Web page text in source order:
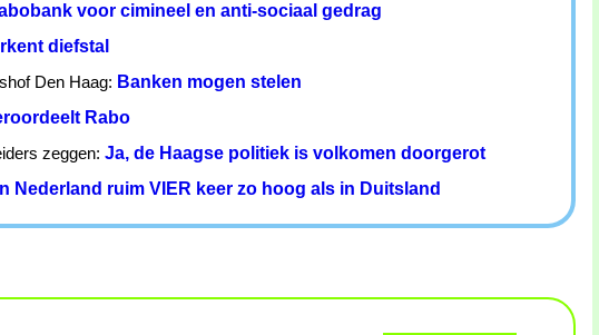
voor cimineel en anti-sociaal gedrag
diefstal
Den Haag: Banken mogen stelen
Rabo
zeggen: Ja, de Haagse politiek is volkomen doorgerot
Nederland ruim VIER keer zo hoog als in Duitsland